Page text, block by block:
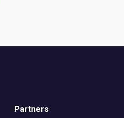
Partners